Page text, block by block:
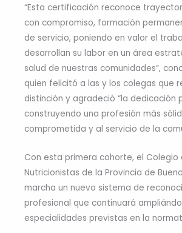
“Esta certificación reconoce
con compromiso, formación
de servicio, poniendo en valor el
desarrollan su labor en un área
salud de nuestras comunidades”,
quien felicitó a las y los colegas que
distinción y agradeció “la dedicación
construyendo una profesión más
comprometida y al servicio de la
Con esta primera cohorte, el Colegio
Nutricionistas de la Provincia de
marcha un nuevo sistema de
profesional que continuará
especialidades previstas en la